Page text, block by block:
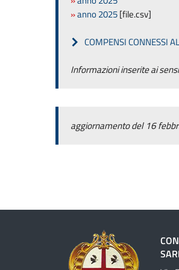
»anno 2025[file.csv]
COMPENSI CONNESSI
Informazioni inserite ai
aggiornamento del 16